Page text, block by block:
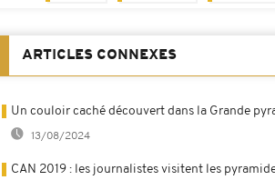
ARTICLES CONNEXES
Un couloir caché découvert dans la Grande
13/08/2024
CAN 2019 : les journalistes visitent les